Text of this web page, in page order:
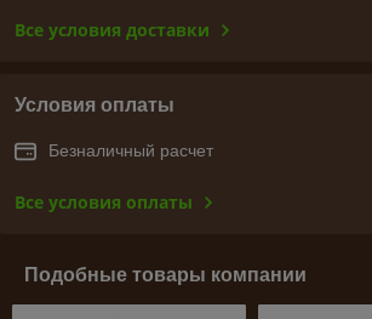
Все условия доставки
Условия оплаты
Безналичный расчет
Все условия оплаты
Подобные товары компании